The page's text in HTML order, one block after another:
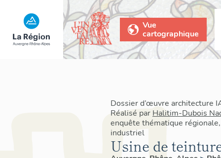
Vue
cartographique
Dossier d’œuvre architecture
Réalisé par Halitim-Dubois
enquête thématique
industriel
Usine de